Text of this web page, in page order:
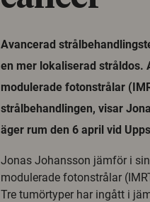
Avancerad
en mer lokaliserad stråldos.
modulerade fotonstrålar
strålbehandlingen, visar
äger rum den 6 april vid
Jonas Johansson jämför i
modulerade fotonstrålar
Tre tumörtyper har ingått i